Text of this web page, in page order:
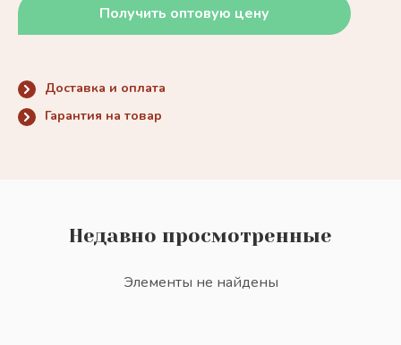
Получить оптовую цену
Доставка и оплата
Гарантия на товар
Недавно просмотренные
Элементы не найдены